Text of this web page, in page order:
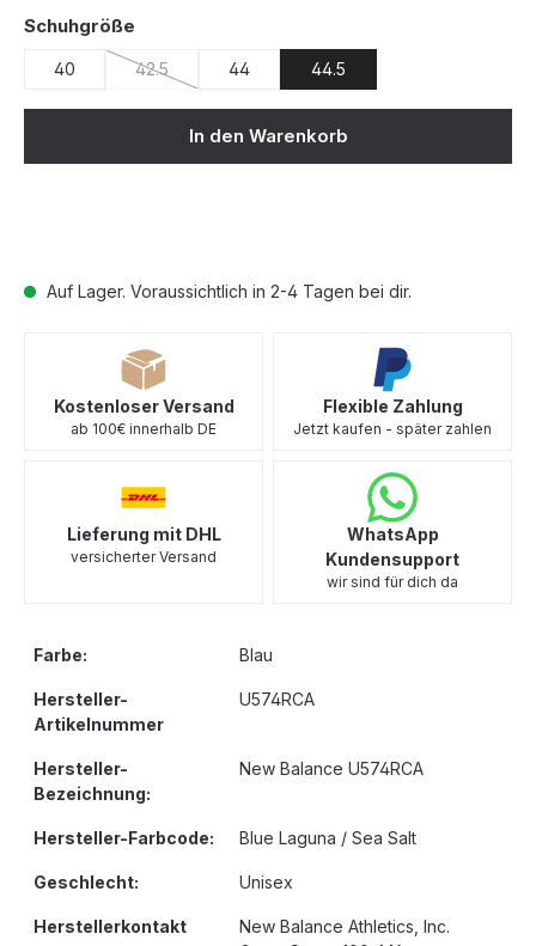
Auf Lager. Voraussichtlich in 2-4 Tagen bei dir.
Schuhgröße
40 42.5
(Diese Option ist zurzeit nicht verfügbar.)
44 44.5
In den Warenkorb
Kostenloser Versand
ab 100€ innerhalb DE
Flexible Zahlung
Jetzt kaufen - später zahlen
Lieferung mit DHL
versicherter Versand
WhatsApp
Kundensupport
wir sind für dich da
Farbe: Blau
Hersteller-
Artikelnummer
U574RCA
Hersteller-
Bezeichnung:
New Balance U574RCA
Hersteller-Farbcode: Blue Laguna / Sea Salt
Geschlecht: Unisex
Herstellerkontakt
New Balance Athletics, Inc.